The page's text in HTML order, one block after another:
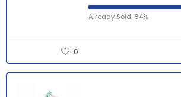
Already Sold: 84%
0